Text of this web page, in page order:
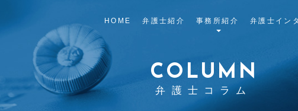
HOME 弁護士紹介 事務所紹介 弁護士イン
COLUMN
弁護士コラム